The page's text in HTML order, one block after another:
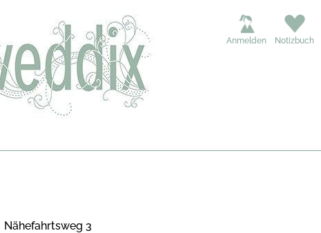
Notizbuch
Anmelden
Nähefahrtsweg 3